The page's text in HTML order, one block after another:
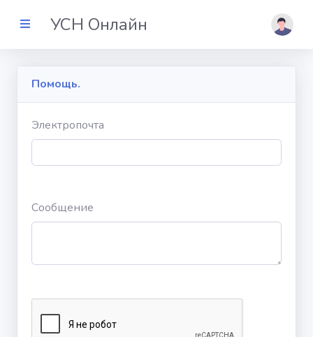
декларации
УСН Онлайн
Помощь.
Электропочта
Сообщение